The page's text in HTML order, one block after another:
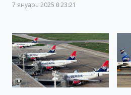
7 януари 2025 в 23:21